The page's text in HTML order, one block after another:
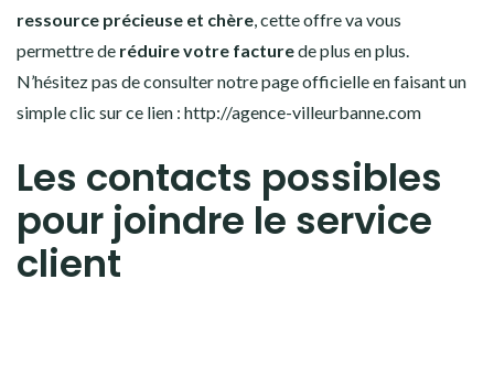
ressource précieuse et chère, cette offre va vous
permettre de réduire votre facturede plus en plus.
N’hésitez pas de consulter notre page officielle en faisant un
simple clic sur ce lien : http://agence-villeurbanne.com
Les contacts possibles
pour joindre le service
client